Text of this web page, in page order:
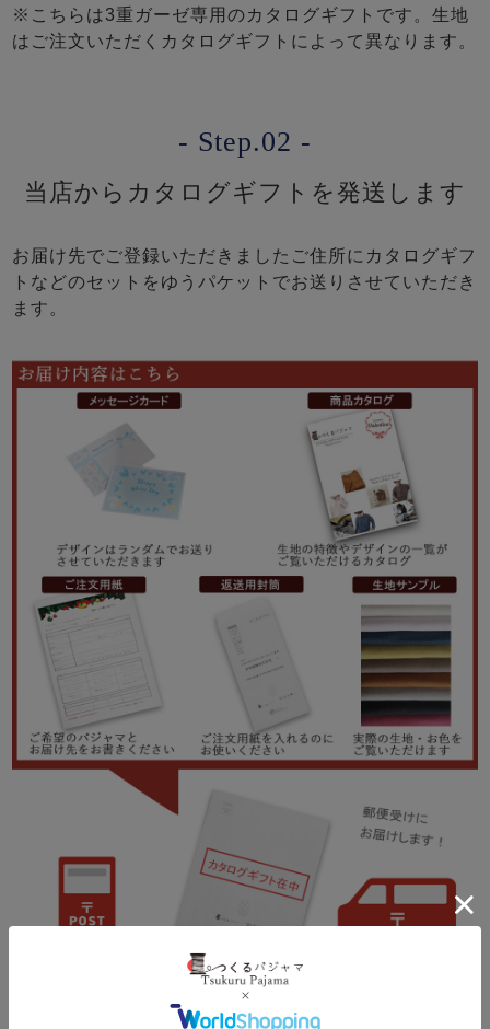
※こちらは3重ガーゼ専用のカタログギフトです。生地
はご注文いただくカタログギフトによって異なります。
- Step.02 -
当店からカタログギフトを発送します
お届け先でご登録いただきましたご住所にカタログギフ
トなどのセットをゆうパケットでお送りさせていただき
ます。